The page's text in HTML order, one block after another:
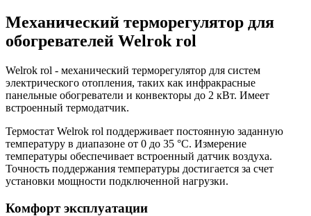
Механический терморегулятор для
обогревателей Welrok rol
Welrok rol - механический терморегулятор для систем
электрического отопления, таких как инфракрасные
панельные обогреватели и конвекторы до 2 кВт. Имеет
встроенный термодатчик.
Термостат Welrok rol поддерживает постоянную заданную
температуру в диапазоне от 0 до 35 °С. Измерение
температуры обеспечивает встроенный датчик воздуха.
Точность поддержания температуры достигается за счет
установки мощности подключенной нагрузки.
Комфорт эксплуатации